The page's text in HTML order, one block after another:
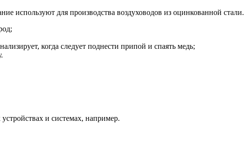
используют для производства воздуховодов из оцинкованной стали.
когда следует поднести припой и спаять медь;
и системах, например.